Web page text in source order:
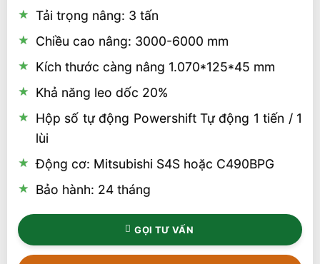
Tải trọng nâng: 3 tấn
Chiều cao nâng: 3000-6000 mm
Kích thước càng nâng 1.070*125*45 mm
Khả năng leo dốc 20%
Hộp số tự động Powershift Tự động 1 tiến / 1
lùi
Động cơ: Mitsubishi S4S hoặc C490BPG
Bảo hành: 24 tháng
GỌI TƯ VẤN